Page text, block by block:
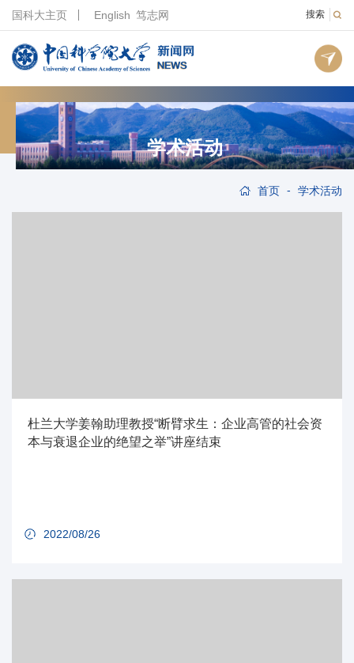
搜索
国科大主页 English 笃志网
学术活动
首页 - 学术活动
杜兰大学姜翰助理教授“断臂求生：企业高管的社会资
本与衰退企业的绝望之举”讲座结束
2022/08/26